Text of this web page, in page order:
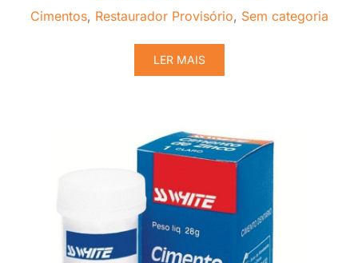
Cimentos, Restaurador Provisório, Sem categoria
LER MAIS